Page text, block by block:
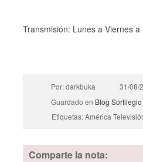
Transmisión: Lunes a Viernes
Por: darkbuka
31/08/
Guardado en Blog Sortilegio
Etiquetas: América
Comparte la nota: